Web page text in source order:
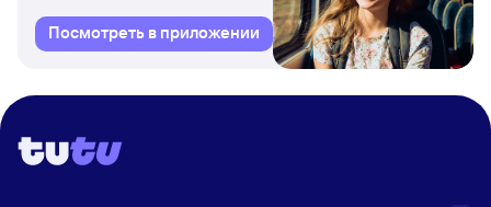
Посмотреть в приложении